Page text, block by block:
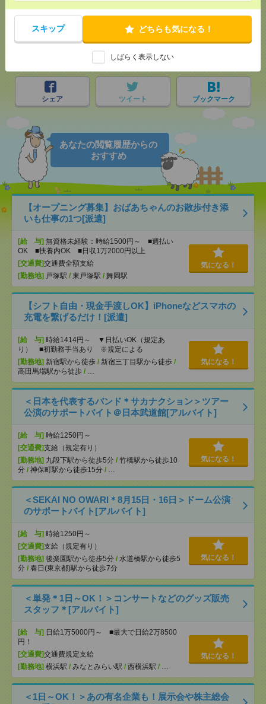
スキップ どちらも気になる！
しばらく表示しない
気になる！
LINE
シェア ツイート ブックマーク
あなたの閲覧履歴からの
おすすめ
【オープニング募集】おばあちゃんのお散歩付き添
いも仕事の1つ[派遣]
[給 与] 無資格未経験：時給1500円～ ■週払い
OK ■扶養内OK ■日収1万2000円以上
[交通費]交通費全額支給
[勤務地] 戸塚駅 / 東戸塚駅 / 舞岡駅
気になる！
【シフト自由・現金手渡しOK】iPhoneなどスマホの
充電を繋げるだけ！[派遣]
[給 与] 時給1414円～ ▼日払いOK（規定あ
り） ■初勤務手当あり ※規定による
[勤務地] 新宿駅から徒歩 / 新宿三丁目駅から徒歩 /
高田馬場駅から徒歩 / …
気になる！
＜日本を代表するバンド＊サカナクション＞ツアー
公演のサポートバイト＠日本武道館[アルバイト]
[給 与] 時給1250円～
[交通費]支給（規定有り）
[勤務地] 九段下駅から徒歩5分 / 竹橋駅から徒歩10
分 / 神保町駅から徒歩15分 / …
気になる！
＜SEKAI NO OWARI＊8月15日・16日＞ドーム公演
のサポートバイト[アルバイト]
[給 与] 時給1250円～
[交通費]支給（規定有り）
[勤務地] 後楽園駅から徒歩5分 / 水道橋駅から徒歩5
分 / 春日(東京都)駅から徒歩7分
気になる！
＜単発＊1日～OK！＞コンサートなどのグッズ販売
スタッフ＊[アルバイト]
[給 与] 日給1万5000円～ ■最大で日給2万8500
円！
[交通費]交通費規定支給
[勤務地] 横浜駅 / みなとみらい駅 / 西横浜駅 / …
気になる！
＜1日～OK！＞あの有名企業も！展示会や株主総会